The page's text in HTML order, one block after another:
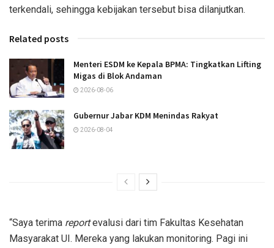
terkendali, sehingga kebijakan tersebut bisa dilanjutkan.
Related posts
Menteri ESDM ke Kepala BPMA: Tingkatkan Lifting
Migas di Blok Andaman
2026-08-06
Gubernur Jabar KDM Menindas Rakyat
2026-08-04
“Saya terima reportevalusi dari tim Fakultas Kesehatan
Masyarakat UI. Mereka yang lakukan monitoring. Pagi ini